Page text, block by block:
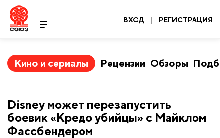
ВХОД | РЕГИСТРАЦИЯ
Кино и сериалы Рецензии Обзоры
Disney может перезапустить
боевик «Кредо убийцы» с Майклом
Фассбендером